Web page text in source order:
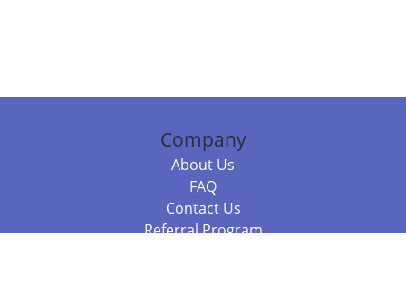
Company
About Us
FAQ
Contact Us
Referral Program